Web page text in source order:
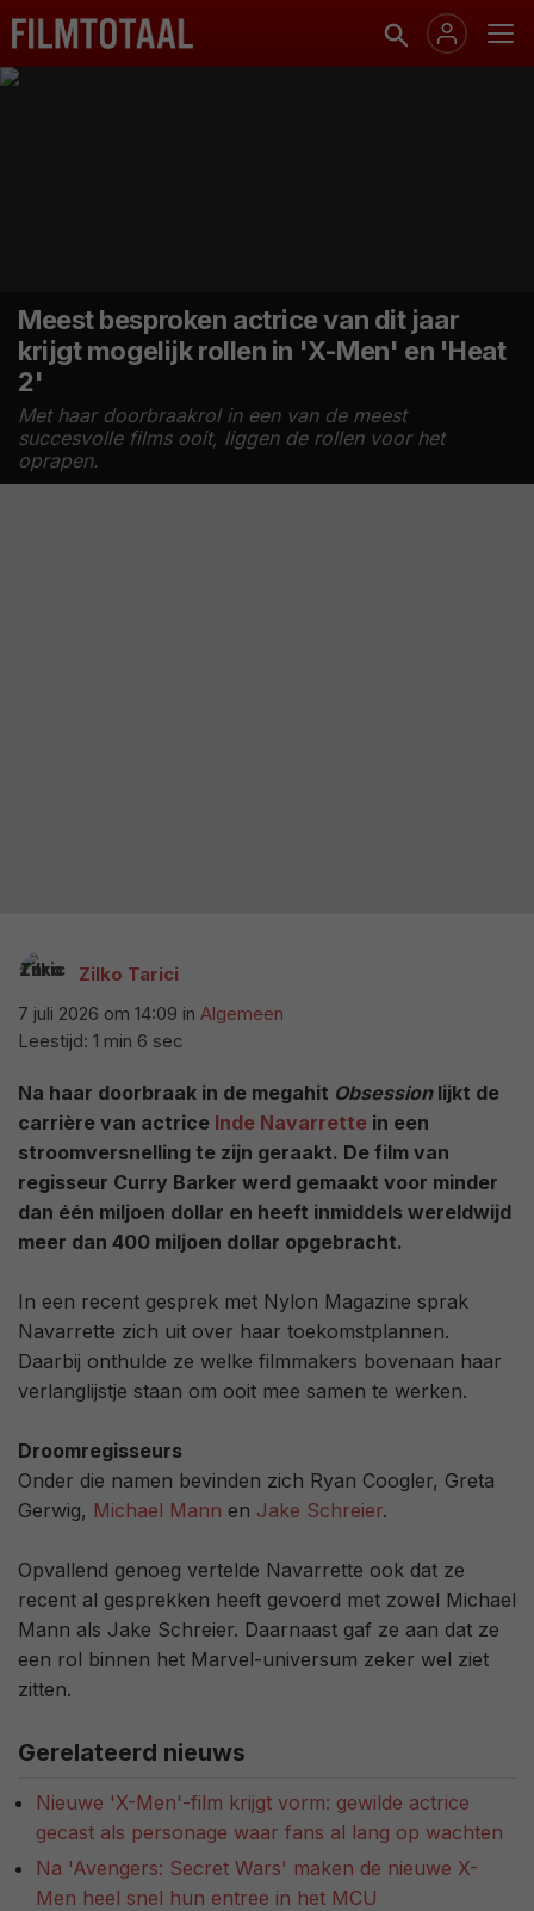
Meest besproken actrice van dit jaar
krijgt mogelijk rollen in 'X-Men' en 'Heat
2'
Met haar doorbraakrol in een van de meest
succesvolle films ooit, liggen de rollen voor het
oprapen.
Zilko Tarici
7 juli 2026 om 14:09 in Algemeen
Leestijd: 1 min 6 sec
Na haar doorbraak in de megahit Obsessionlijkt de
carrière van actrice Inde Navarrette in een
stroomversnelling te zijn geraakt. De film van
regisseur Curry Barker werd gemaakt voor minder
dan één miljoen dollar en heeft inmiddels wereldwijd
meer dan 400 miljoen dollar opgebracht.
In een recent gesprek met Nylon Magazine sprak
Navarrette zich uit over haar toekomstplannen.
Daarbij onthulde ze welke filmmakers bovenaan haar
verlanglijstje staan om ooit mee samen te werken.
Droomregisseurs
Onder die namen bevinden zich Ryan Coogler, Greta
Gerwig, Michael Mann en Jake Schreier.
Opvallend genoeg vertelde Navarrette ook dat ze
recent al gesprekken heeft gevoerd met zowel Michael
Mann als Jake Schreier. Daarnaast gaf ze aan dat ze
een rol binnen het Marvel-universum zeker wel ziet
zitten.
Gerelateerd nieuws
Nieuwe 'X-Men'-film krijgt vorm: gewilde actrice
gecast als personage waar fans al lang op wachten
Na 'Avengers: Secret Wars' maken de nieuwe X-
Men heel snel hun entree in het MCU